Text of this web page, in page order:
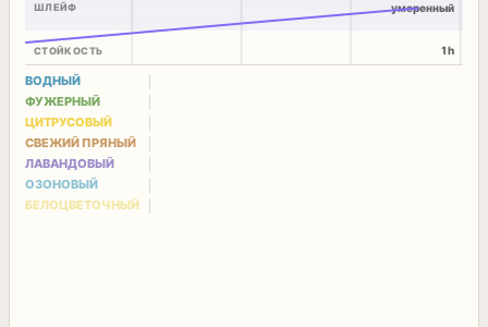
ШЛЕЙФ
СТОЙКОСТЬ
умеренный
1h
ВОДНЫЙ
ФУЖЕРНЫЙ
ЦИТРУСОВЫЙ
СВЕЖИЙ ПРЯНЫЙ
ЛАВАНДОВЫЙ
ОЗОНОВЫЙ
БЕЛОЦВЕТОЧНЫЙ